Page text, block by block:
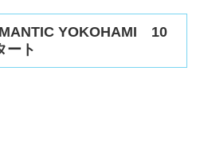
YOKOHAMI 10
ート